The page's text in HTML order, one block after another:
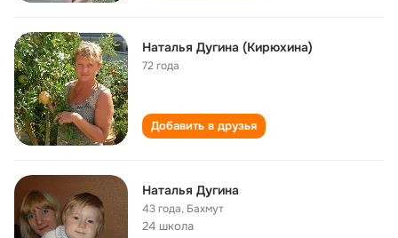
Наталья Дугина (Кирюхина)
72 года
Добавить в друзья
Наталья Дугина
43 года, Бахмут
24 школа